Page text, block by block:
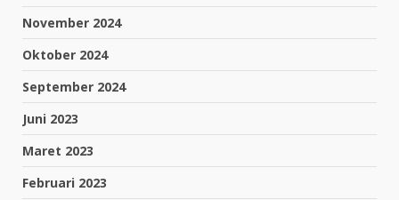
November 2024
Oktober 2024
September 2024
Juni 2023
Maret 2023
Februari 2023